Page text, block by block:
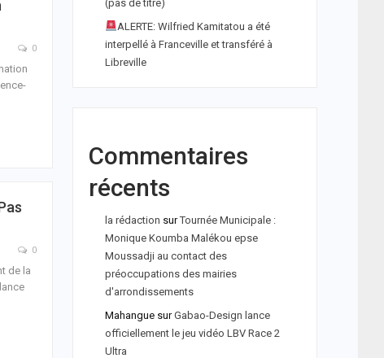
0
0
de la
(pas de titre)
ALERTE: Wilfried Kamitatou a été
interpellé à Franceville et transféré à
Libreville
Commentaires
récents
la rédaction surTournée Municipale :
Monique Koumba Malékou epse
Moussadji au contact des
préoccupations des mairies
d'arrondissements
MahanguesurGabao-Design lance
officiellement le jeu vidéo LBV Race 2
Ultra